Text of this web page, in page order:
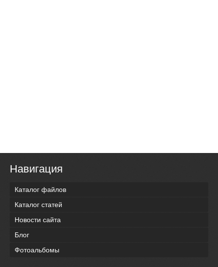
Навигация
Каталог файлов
Каталог статей
Новости сайта
Блог
Фотоальбомы